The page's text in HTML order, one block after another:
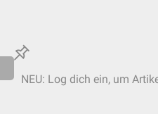
NEU: Log dich ein, um